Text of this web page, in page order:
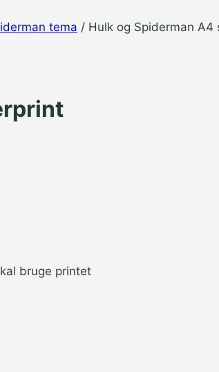
tema / Hulk og Spiderman A4
bruge printet